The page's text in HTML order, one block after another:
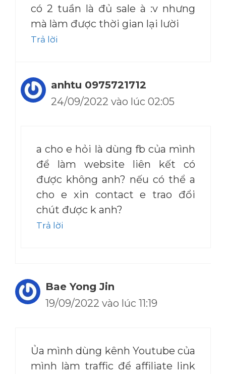
có 2 tuần là đủ sale à :v nhưng
mà làm được thời gian lại lười
Trả lời
anhtu 0975721712
24/09/2022 vào lúc 02:05
a cho e hỏi là dùng fb của mình
để làm website liên kết có
được không anh? nếu có thể a
cho e xin contact e trao đổi
chút được k anh?
Trả lời
Bae Yong Jin
19/09/2022 vào lúc 11:19
Ủa mình dùng kênh Youtube của
mình làm traffic để affiliate link